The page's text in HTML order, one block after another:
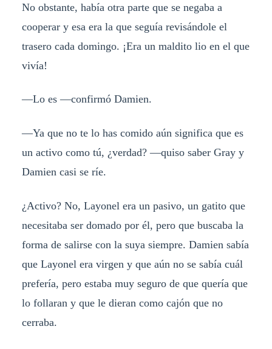
No obstante, había otra parte que se negaba a
cooperar y esa era la que seguía revisándole el
trasero cada domingo. ¡Era un maldito lio en el que
vivía!
—Lo es —confirmó Damien.
—Ya que no te lo has comido aún significa que es
un activo como tú, ¿verdad? —quiso saber Gray y
Damien casi se ríe.
¿Activo? No, Layonel era un pasivo, un gatito que
necesitaba ser domado por él, pero que buscaba la
forma de salirse con la suya siempre. Damien sabía
que Layonel era virgen y que aún no se sabía cuál
prefería, pero estaba muy seguro de que quería que
lo follaran y que le dieran como cajón que no
cerraba.